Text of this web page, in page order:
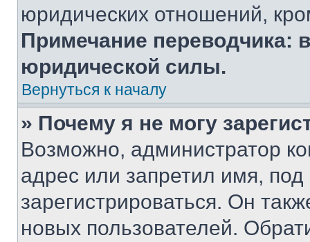
юридических отношений,
Примечание переводчика:
юридической силы.
Вернуться к началу
» Почему я не могу
Возможно, администратор
адрес или запретил имя,
зарегистрироваться. Он
новых пользователей.